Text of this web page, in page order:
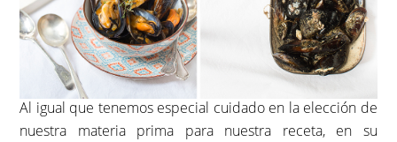
Al igual que tenemos especial cuidado en la elección de
nuestra materia prima para nuestra receta, en su